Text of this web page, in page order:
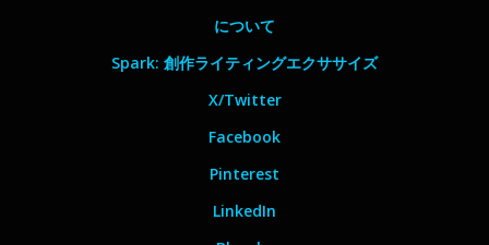
について
Spark: 創作ライティングエクササイズ
X/Twitter
Facebook
Pinterest
LinkedIn